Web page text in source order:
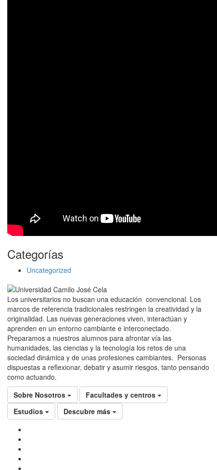
Categorías
Uncategorized
Los universitarios no buscan una educación convencional. Los
marcos de referencia tradicionales restringen la creatividad y la
originalidad. Las nuevas generaciones viven, interactúan y
aprenden en un entorno cambiante e interconectado.
Preparamos a nuestros alumnos para afrontar vía las
humanidades, las ciencias y la tecnología los retos de una
sociedad dinámica y de unas profesiones cambiantes. Personas
dispuestas a reflexionar, debatir y asumir riesgos, tanto pensando
como actuando.
Sobre Nosotros
Facultades y centros
Estudios
Descubre más